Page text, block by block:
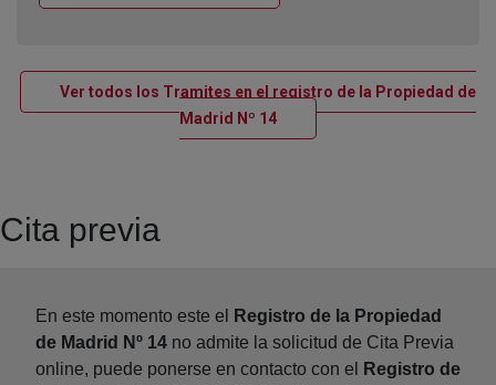
Ver todos los Tramites en el registro de la Propiedad de
Madrid Nº 14Ventana nueva
Cita previa
En este momento este el
Registro de la Propiedad
de Madrid Nº 14 no admite la solicitud de Cita Previa
online, puede ponerse en contacto con el
Registro de